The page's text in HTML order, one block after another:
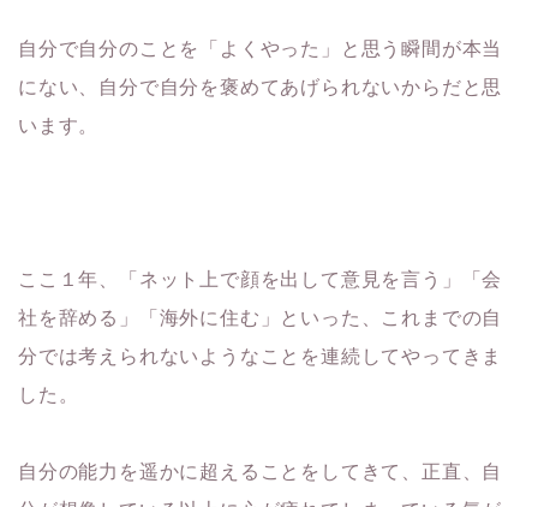
自分で自分のことを「よくやった」と思う瞬間が本当
にない、自分で自分を褒めてあげられないからだと思
います。
ここ１年、「ネット上で顔を出して意見を言う」「会
社を辞める」「海外に住む」といった、これまでの自
分では考えられないようなことを連続してやってきま
した。
自分の能力を遥かに超えることをしてきて、正直、自